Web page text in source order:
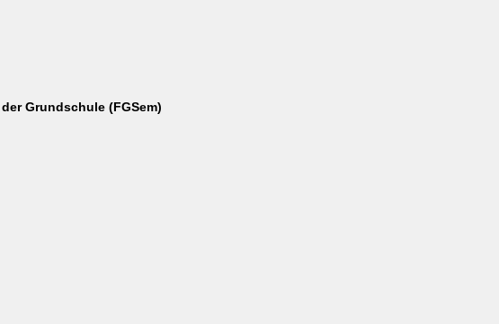
Grundschule (FGSem)